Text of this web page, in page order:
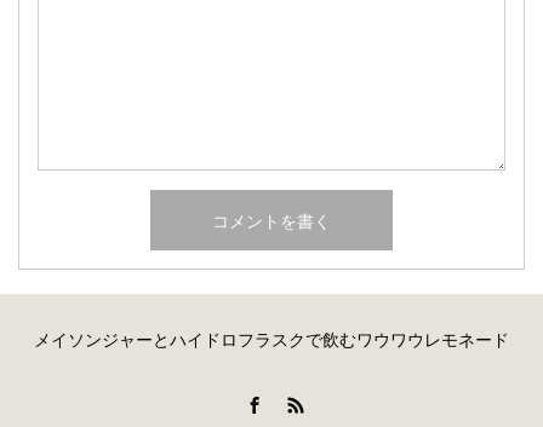
メイソンジャーとハイドロフラスクで飲むワウワウレモネード